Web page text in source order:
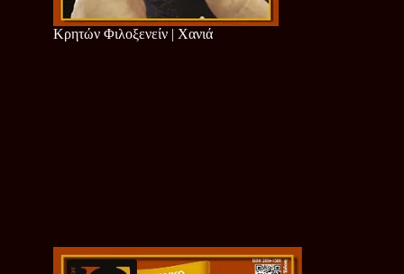
Κρητών Φιλοξενείν | Χανιά